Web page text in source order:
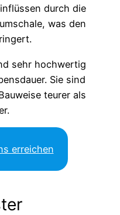
durch die
was den
sehr hochwertig
Sie sind
teurer als
erreichen